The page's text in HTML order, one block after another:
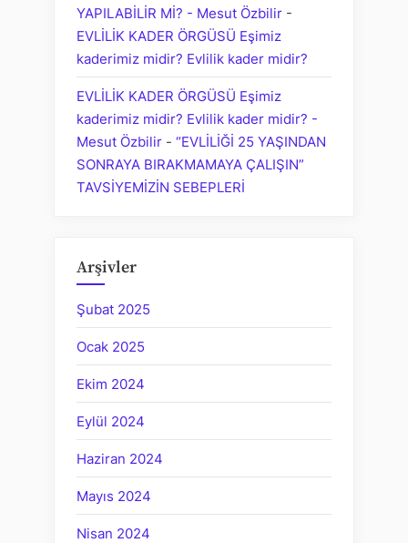
YAPILABİLİR Mİ? - Mesut Özbilir -
EVLİLİK KADER ÖRGÜSÜ Eşimiz
kaderimiz midir? Evlilik kader midir?
EVLİLİK KADER ÖRGÜSÜ Eşimiz
kaderimiz midir? Evlilik kader midir? -
Mesut Özbilir - “EVLİLİĞİ 25 YAŞINDAN
SONRAYA BIRAKMAMAYA ÇALIŞIN”
TAVSİYEMİZİN SEBEPLERİ
Arşivler
Şubat 2025
Ocak 2025
Ekim 2024
Eylül 2024
Haziran 2024
Mayıs 2024
Nisan 2024